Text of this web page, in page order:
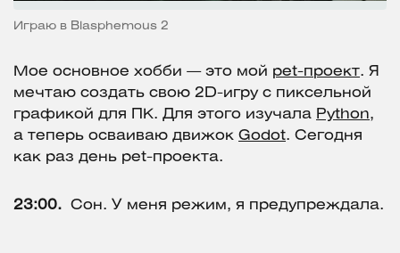
Играю в Blasphemous 2
Мое основное хобби — это мой pet-проект. Я
мечтаю создать свою 2D-игру с пиксельной
графикой для ПК. Для этого изучала Python,
а теперь осваиваю движок Godot. Сегодня
как раз день pet-проекта.
23:00. Сон. У меня режим, я предупреждала.